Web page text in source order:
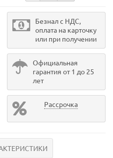
Безнал с НДС,
оплата на карточку
или при получении
Официальная
гарантия от 1 до 25
лет
Рассрочка